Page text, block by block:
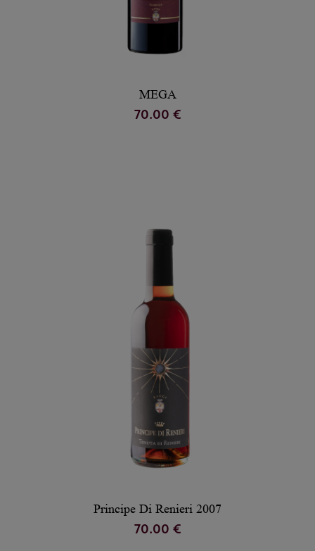
MEGA
70.00 €
Principe Di Renieri 2007
70.00 €